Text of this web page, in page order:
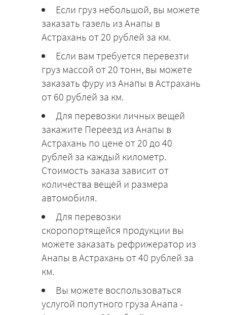
Если груз небольшой, вы можете
заказать газель из Анапы в
Астрахань от 20 рублей за км.
Если вам требуется перевезти
груз массой от 20 тонн, вы можете
заказать фуру из Анапы в Астрахань
от 60 рублей за км.
Для перевозки личных вещей
закажите Переезд из Анапы в
Астрахань по цене от 20 до 40
рублей за каждый километр.
Стоимость заказа зависит от
количества вещей и размера
автомобиля.
Для перевозки
скоропортящейся продукции вы
можете заказать рефрижератор из
Анапы в Астрахань от 40 рублей за
км.
Вы можете воспользоваться
услугой попутного груза Анапа -